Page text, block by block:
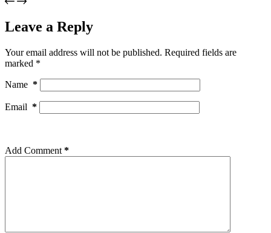
Leave a Reply
Your email address will not be published. Required fields are
marked *
Name *
Email *
Add Comment *